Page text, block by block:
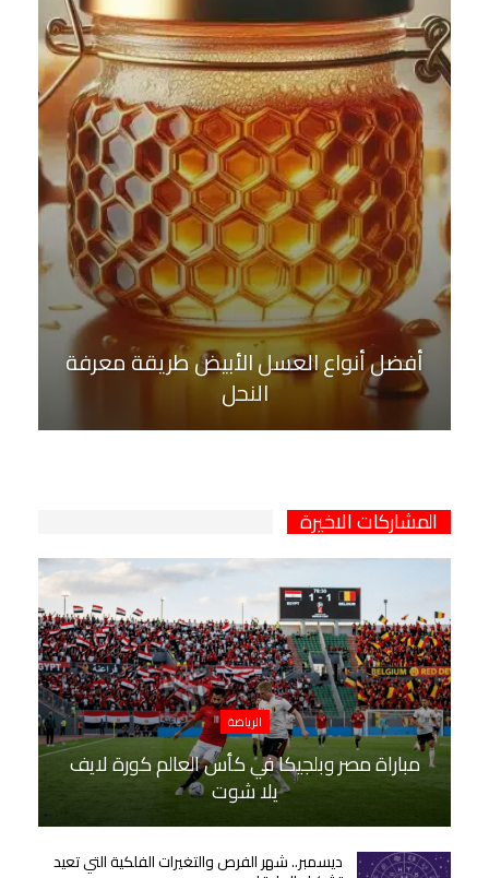
أفضل أنواع العسل الأبيض طريقة معرفة
النحل
المشاركات الاخيرة
الرياضة
مباراة مصر وبلجيكا في كأس العالم كورة لايف
يلا شوت
ديسمبر.. شهر الفرص والتغيرات الفلكية التي تعيد